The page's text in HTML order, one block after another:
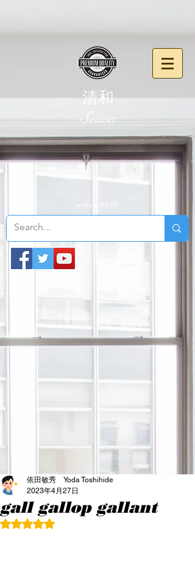
清和
​Seiwa
since 2017
gall gallop gallant
依田敏秀 Yoda Toshihide
2023年4月27日
5つ星のうちNaNと評価されています。